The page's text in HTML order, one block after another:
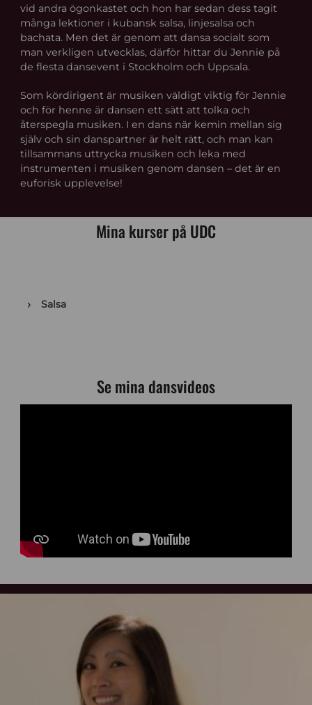
vid andra ögonkastet och hon har sedan dess tagit
många lektioner i kubansk salsa, linjesalsa och
bachata. Men det är genom att dansa socialt som
man verkligen utvecklas, därför hittar du Jennie på
de flesta dansevent i Stockholm och Uppsala.
Som kördirigent är musiken väldigt viktig för Jennie
och för henne är dansen ett sätt att tolka och
återspegla musiken. I en dans när kemin mellan sig
själv och sin danspartner är helt rätt, och man kan
tillsammans uttrycka musiken och leka med
instrumenten i musiken genom dansen – det är en
euforisk upplevelse!
Mina kurser på UDC
Salsa
Se mina dansvideos